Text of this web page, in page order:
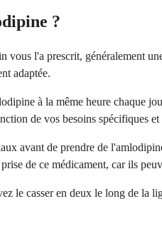
?
vous l'a prescrit, généralement
adaptée.
à la même heure chaque
de vos besoins spécifiques et
avant de prendre de
de ce médicament, car ils
le casser en deux le long de la